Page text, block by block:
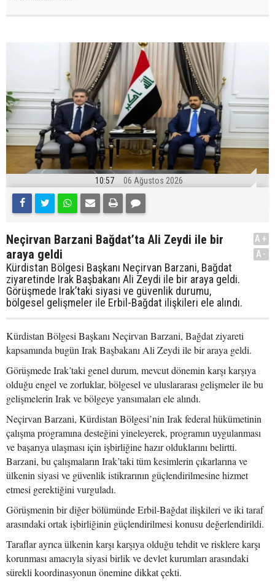
10:57 06 Ağustos 2026
Neçirvan Barzani Bağdat’ta Ali Zeydi ile bir
araya geldi
Kürdistan Bölgesi Başkanı Neçirvan Barzani, Bağdat
ziyaretinde Irak Başbakanı Ali Zeydi ile bir araya geldi.
Görüşmede Irak’taki siyasi ve güvenlik durumu,
bölgesel gelişmeler ile Erbil-Bağdat ilişkileri ele alındı.
A+
A-
Kürdistan Bölgesi Başkanı Neçirvan Barzani, Bağdat ziyareti
kapsamında bugün Irak Başbakanı Ali Zeydi ile bir araya geldi.
Görüşmede Irak’taki genel durum, mevcut dönemin karşı karşıya
olduğu engel ve zorluklar, bölgesel ve uluslararası gelişmeler ile bu
gelişmelerin Irak ve bölgeye yansımaları ele alındı.
Neçirvan Barzani, Kürdistan Bölgesi’nin Irak federal hükümetinin
çalışma programına desteğini yineleyerek, programın uygulanması
ve başarıya ulaşması için işbirliğine hazır olduklarını belirtti.
Barzani, bu çalışmaların Irak’taki tüm kesimlerin çıkarlarına ve
ülkenin siyasi ve güvenlik istikrarının güçlendirilmesine hizmet
etmesi gerektiğini vurguladı.
Görüşmenin bir diğer bölümünde Erbil-Bağdat ilişkileri ve iki taraf
arasındaki ortak işbirliğinin güçlendirilmesi konusu değerlendirildi.
Taraflar ayrıca ülkenin karşı karşıya olduğu tehdit ve risklere karşı
korunması amacıyla siyasi birlik ve devlet kurumları arasındaki
sürekli koordinasyonun önemine dikkat çekti.